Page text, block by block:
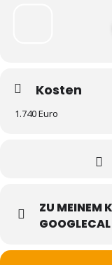
Kosten
1.740 Euro
ZU MEINEM
GOOGLECAL